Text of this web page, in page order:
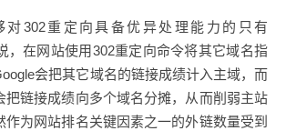
对302重定向具备优异处理能力的只有
，在网站使用302重定向命令将其它域名指
会把其它域名的链接成绩计入主域，而
把链接成绩向多个域名分摊，从而削弱主站
作为网站排名关键因素之一的外链数量受到